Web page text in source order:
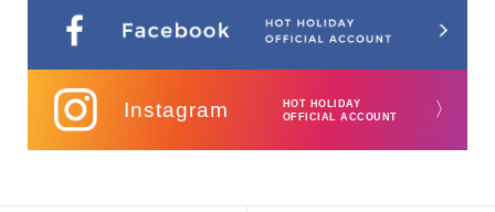
Instagram
HOT HOLIDAY
OFFICIAL ACCOUNT
〉